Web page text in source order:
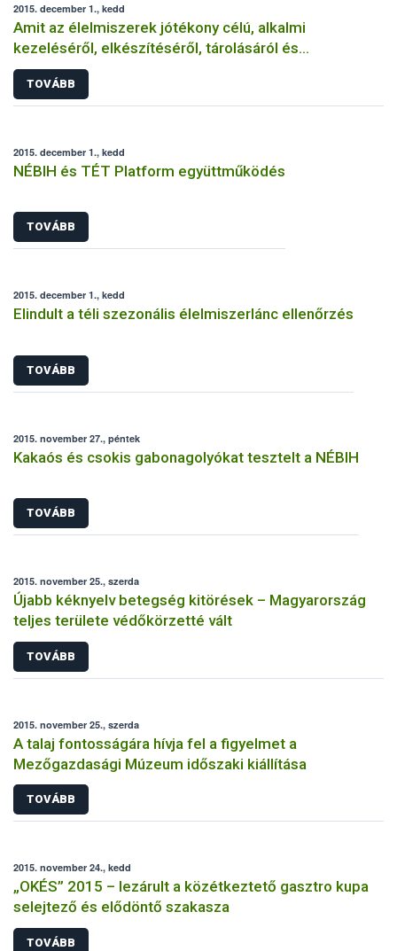
2015. december 1., kedd
Amit az élelmiszerek jótékony célú, alkalmi
kezeléséről, elkészítéséről, tárolásáról és
felszolgálásáról tudni érdemes
TOVÁBB
2015. december 1., kedd
NÉBIH és TÉT Platform együttműködés
TOVÁBB
2015. december 1., kedd
Elindult a téli szezonális élelmiszerlánc ellenőrzés
TOVÁBB
2015. november 27., péntek
Kakaós és csokis gabonagolyókat tesztelt a NÉBIH
TOVÁBB
2015. november 25., szerda
Újabb kéknyelv betegség kitörések – Magyarország
teljes területe védőkörzetté vált
TOVÁBB
2015. november 25., szerda
A talaj fontosságára hívja fel a figyelmet a
Mezőgazdasági Múzeum időszaki kiállítása
TOVÁBB
2015. november 24., kedd
„OKÉS” 2015 – lezárult a közétkeztető gasztro kupa
selejtező és elődöntő szakasza
TOVÁBB